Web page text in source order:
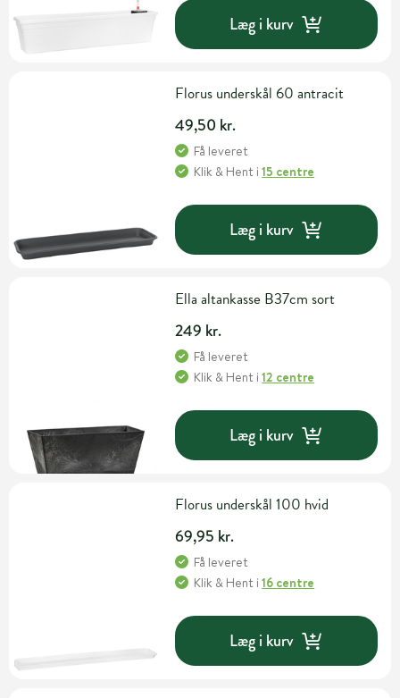
Læg i kurv
Florus underskål 60 antracit
49,50 kr.
Få leveret
Klik & Hent i15 centre
Læg i kurv
Ella altankasse B37cm sort
249 kr.
Få leveret
Klik & Hent i12 centre
Læg i kurv
Florus underskål 100 hvid
69,95 kr.
Få leveret
Klik & Hent i16 centre
Læg i kurv